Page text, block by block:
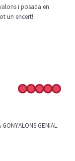
i posada en
un encert!
GENIAL.